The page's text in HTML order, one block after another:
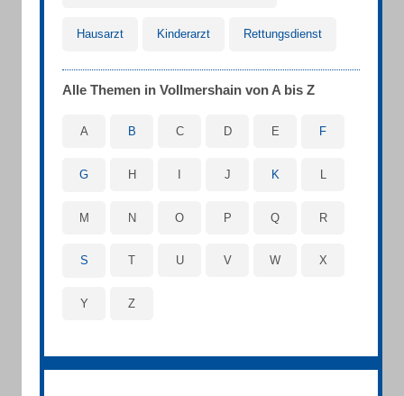
Hausarzt Kinderarzt Rettungsdienst
Alle Themen in Vollmershain von A bis Z
A B C D E F
G H J K L
M N O P Q R
S T U V W X
Y Z